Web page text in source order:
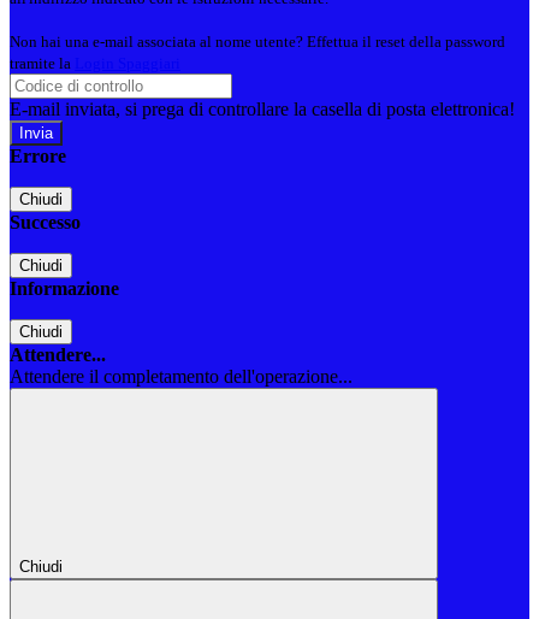
Non hai una e-mail associata al nome utente? Effettua il reset della password
tramite la
E-mail inviata, si prega di controllare la casella di posta elettronica!
Errore
Chiudi
Successo
Chiudi
Informazione
Chiudi
Attendere...
Attendere il completamento dell'operazione...
Chiudi